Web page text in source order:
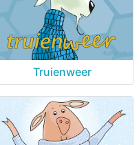
Truienweer